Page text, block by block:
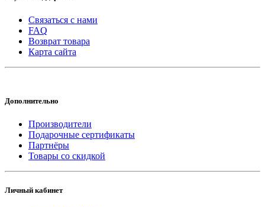
Связаться с нами
FAQ
Возврат товара
Карта сайта
Дополнительно
Производители
Подарочные сертификаты
Партнёры
Товары со скидкой
Личный кабинет